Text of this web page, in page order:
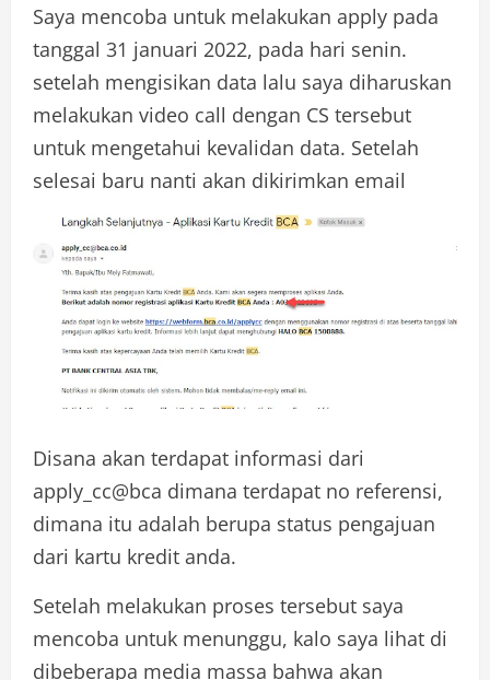
Saya mencoba untuk melakukan apply pada
tanggal 31 januari 2022, pada hari senin.
setelah mengisikan data lalu saya diharuskan
melakukan video call dengan CS tersebut
untuk mengetahui kevalidan data. Setelah
selesai baru nanti akan dikirimkan email
Disana akan terdapat informasi dari
apply_cc@bca dimana terdapat no referensi,
dimana itu adalah berupa status pengajuan
dari kartu kredit anda.
Setelah melakukan proses tersebut saya
mencoba untuk menunggu, kalo saya lihat di
dibeberapa media massa bahwa akan